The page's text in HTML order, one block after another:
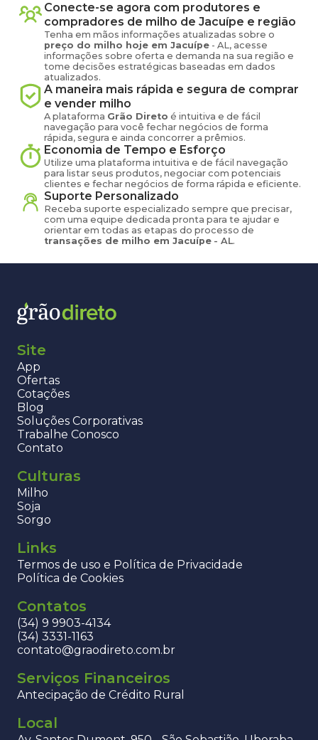
Conecte-se agora com produtores e
compradores de milho de Jacuípe e região
Tenha em mãos informações atualizadas sobre o
preço do milho hoje em Jacuípe - AL, acesse
informações sobre oferta e demanda na sua região e
tome decisões estratégicas baseadas em dados
atualizados.
A maneira mais rápida e segura de comprar
e vender milho
A plataforma Grão Direto é intuitiva e de fácil
navegação para você fechar negócios de forma
rápida, segura e ainda concorrer a prêmios.
Economia de Tempo e Esforço
Utilize uma plataforma intuitiva e de fácil navegação
para listar seus produtos, negociar com potenciais
clientes e fechar negócios de forma rápida e eficiente.
Suporte Personalizado
Receba suporte especializado sempre que precisar,
com uma equipe dedicada pronta para te ajudar e
orientar em todas as etapas do processo de
transações de milho em Jacuípe - AL.
Site
App
Ofertas
Cotações
Blog
Soluções Corporativas
Trabalhe Conosco
Contato
Culturas
Milho
Soja
Sorgo
Links
Termos de uso e Política de Privacidade
Política de Cookies
Contatos
(34) 9 9903-4134
(34) 3331-1163
contato@graodireto.com.br
Serviços Financeiros
Antecipação de Crédito Rural
Local